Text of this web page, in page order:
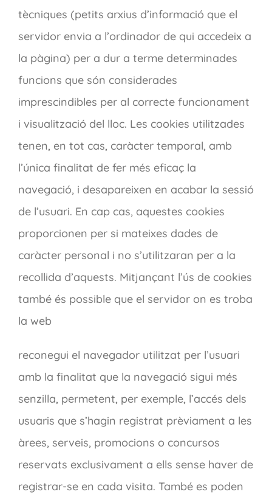
tècniques (petits arxius d’informació que el
servidor envia a l’ordinador de qui accedeix a
la pàgina) per a dur a terme determinades
funcions que són considerades
imprescindibles per al correcte funcionament
i visualització del lloc. Les cookies utilitzades
tenen, en tot cas, caràcter temporal, amb
l’única finalitat de fer més eficaç la
navegació, i desapareixen en acabar la sessió
de l’usuari. En cap cas, aquestes cookies
proporcionen per si mateixes dades de
caràcter personal i no s’utilitzaran per a la
recollida d’aquests. Mitjançant l’ús de cookies
també és possible que el servidor on es troba
la web
reconegui el navegador utilitzat per l’usuari
amb la finalitat que la navegació sigui més
senzilla, permetent, per exemple, l’accés dels
usuaris que s’hagin registrat prèviament a les
àrees, serveis, promocions o concursos
reservats exclusivament a ells sense haver de
registrar-se en cada visita. També es poden